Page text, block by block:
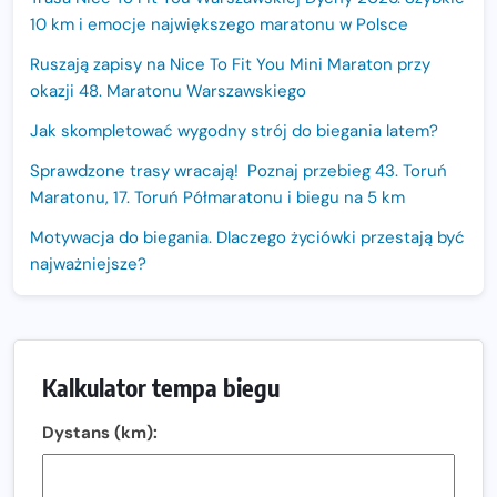
10 km i emocje największego maratonu w Polsce
Ruszają zapisy na Nice To Fit You Mini Maraton przy
okazji 48. Maratonu Warszawskiego
Jak skompletować wygodny strój do biegania latem?
Sprawdzone trasy wracają! Poznaj przebieg 43. Toruń
Maratonu, 17. Toruń Półmaratonu i biegu na 5 km
Motywacja do biegania. Dlaczego życiówki przestają być
najważniejsze?
Sprawdzony przebieg i profil stworzony do szybkiego
biegania
Kalkulator tempa biegu
Dystans (km):